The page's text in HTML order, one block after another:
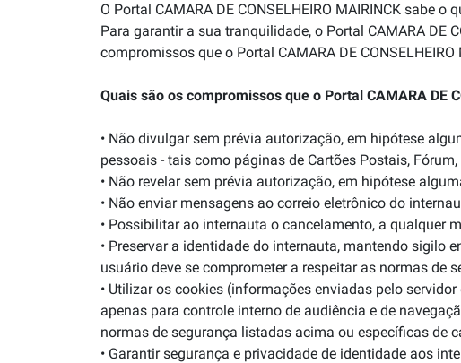
O Portal CAMARA DE CONSELHEIRO MAIRINCK sabe
Para garantir a sua tranquilidade, o Portal CAMARA DE
compromissos que o Portal CAMARA DE
Quais são os compromissos que o Portal CAMARA DE
• Não divulgar sem prévia autorização, em hipótese
pessoais - tais como páginas de Cartões Postais,
• Não revelar sem prévia autorização, em hipótese
• Não enviar mensagens ao correio eletrônico do
• Possibilitar ao internauta o cancelamento, a qualquer
• Preservar a identidade do internauta, mantendo sigilo
usuário deve se comprometer a respeitar as normas de
• Utilizar os cookies (informações enviadas pelo
apenas para controle interno de audiência e de
normas de segurança listadas acima ou específicas de
• Garantir segurança e privacidade de identidade aos